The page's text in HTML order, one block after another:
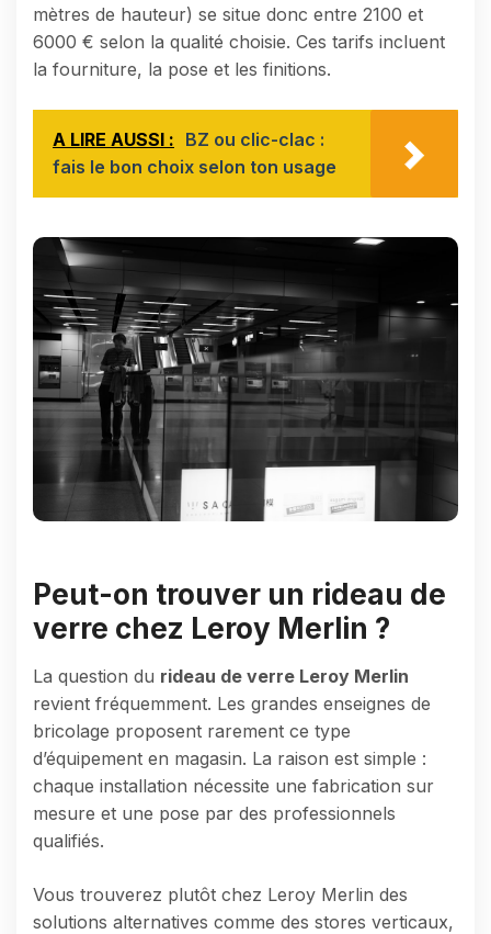
mètres de hauteur) se situe donc entre 2100 et
6000 € selon la qualité choisie. Ces tarifs incluent
la fourniture, la pose et les finitions.
A LIRE AUSSI : BZ ou clic-clac :
fais le bon choix selon ton usage
Peut-on trouver un rideau de
verre chez Leroy Merlin ?
La question du rideau de verre Leroy Merlin
revient fréquemment. Les grandes enseignes de
bricolage proposent rarement ce type
d’équipement en magasin. La raison est simple :
chaque installation nécessite une fabrication sur
mesure et une pose par des professionnels
qualifiés.
Vous trouverez plutôt chez Leroy Merlin des
solutions alternatives comme des stores verticaux,